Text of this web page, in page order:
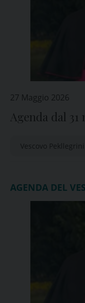
27 Maggio 2026
Agenda dal
Vescovo Pekllegrini
AGENDA DEL